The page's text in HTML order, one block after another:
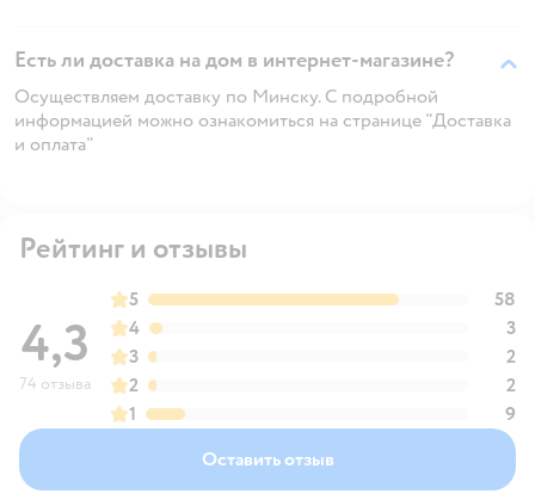
Есть ли доставка на дом в интернет-магазине?
Осуществляем доставку по Минску. С подробной
информацией можно ознакомиться на странице "Доставка
и оплата"
Рейтинг и отзывы
4,3
74 отзыва
5
58
4
3
3
2
2
2
1
9
Оставить отзыв